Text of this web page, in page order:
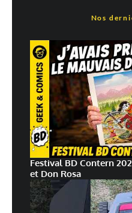
Nos
Festival BD Contern
et Don Rosa